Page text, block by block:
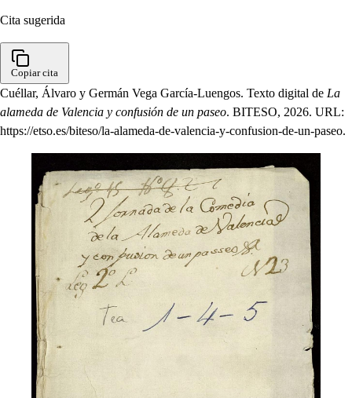
Cita sugerida
Copiar cita
Cuéllar, Álvaro y Germán Vega García-Luengos. Texto digital de La
alameda de Valencia y confusión de un paseo. BITESO, 2026. URL:
https://etso.es/biteso/la-alameda-de-valencia-y-confusion-de-un-paseo.